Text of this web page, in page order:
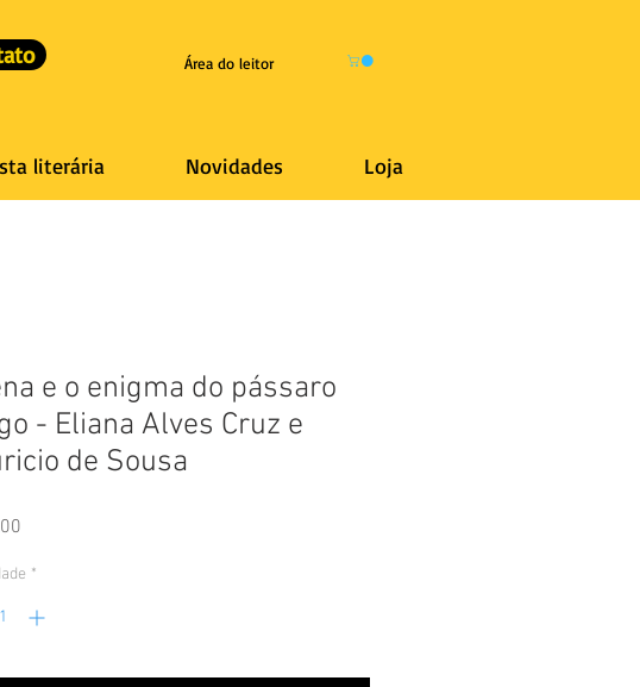
Área do leitor
literária Novidades Loja
e o enigma do pássaro
- Eliana Alves Cruz e
de Sousa
*